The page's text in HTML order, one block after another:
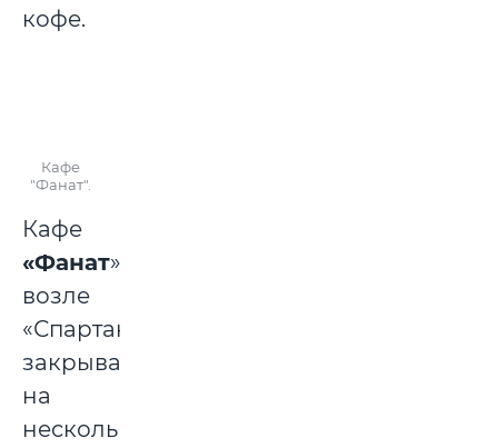
кофе.
Кафе
"Фанат".
Кафе
«Фанат»
возле
«Спартака»
закрывалось
на
несколько